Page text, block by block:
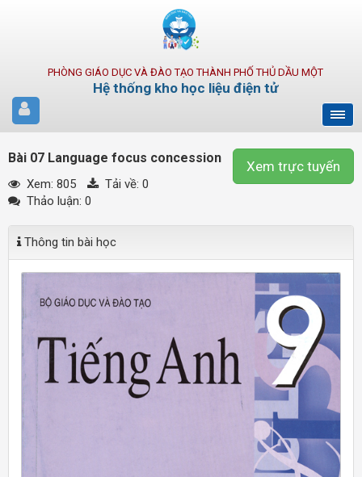
PHÒNG GIÁO DỤC VÀ ĐÀO TẠO THÀNH PHỐ THỦ DẦU MỘT
Hệ thống kho học liệu điện tử
Xem trực tuyến
Bài 07 Language focus concession
Xem: 805 Tải về: 0
Thảo luận: 0
Thông tin bài học